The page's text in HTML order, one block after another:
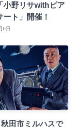
小野リサwithピア
ート」開催！
6日
田市ミルハスで